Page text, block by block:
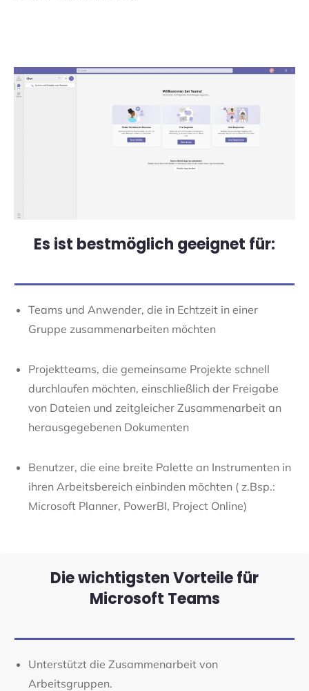
Es ist bestmöglich geeignet für:
Teams und Anwender, die in Echtzeit in einer
Gruppe zusammenarbeiten möchten
Projektteams, die gemeinsame Projekte schnell
durchlaufen möchten, einschließlich der Freigabe
von Dateien und zeitgleicher Zusammenarbeit an
herausgegebenen Dokumenten
Benutzer, die eine breite Palette an Instrumenten in
ihren Arbeitsbereich einbinden möchten ( z.Bsp.:
Microsoft Planner, PowerBI, Project Online)
Die wichtigsten Vorteile für
Microsoft Teams
Unterstützt die Zusammenarbeit von
Arbeitsgruppen.